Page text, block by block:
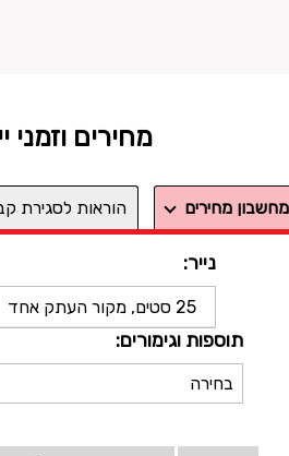
מחירים וזמני
מחשבון מחירים הוראות לסגירת
נייר:
25 סטים, מקור העתק אחד
תוספות וגימורים:
בחירה